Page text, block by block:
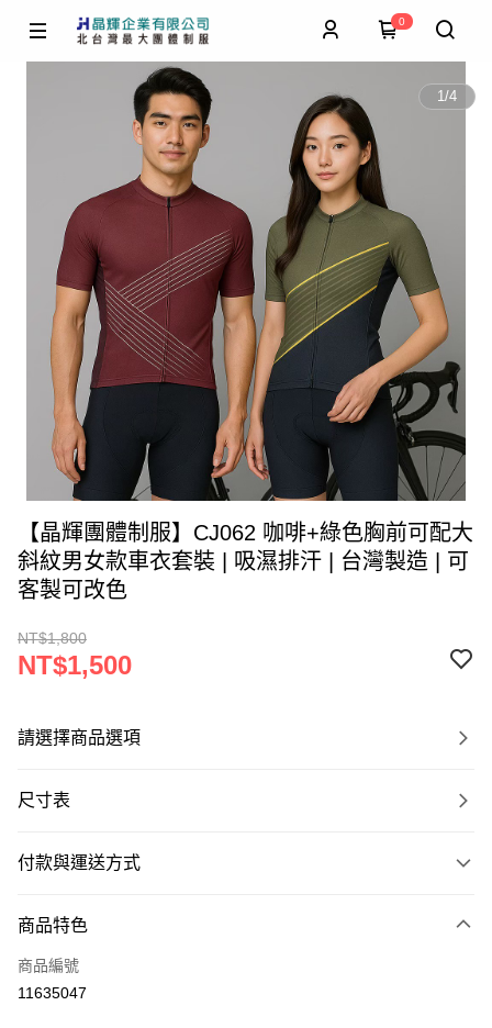
0
1/4
【晶輝團體制服】CJ062 咖啡+綠色胸前可配大
斜紋男女款車衣套裝 | 吸濕排汗 | 台灣製造 | 可
客製可改色
NT$1,800
NT$1,500
請選擇商品選項
尺寸表
付款與運送方式
信用卡一次付款
運送方式
商品特色
商品編號
11635047